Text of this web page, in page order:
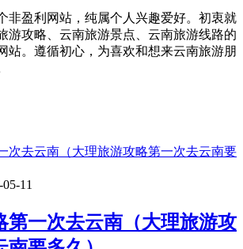
非盈利网站，纯属个人兴趣爱好。初衷就
游攻略、云南旅游景点、云南旅游线路的
站。遵循初心，为喜欢和想来云南旅游朋
11
第一次去云南（大理旅游攻